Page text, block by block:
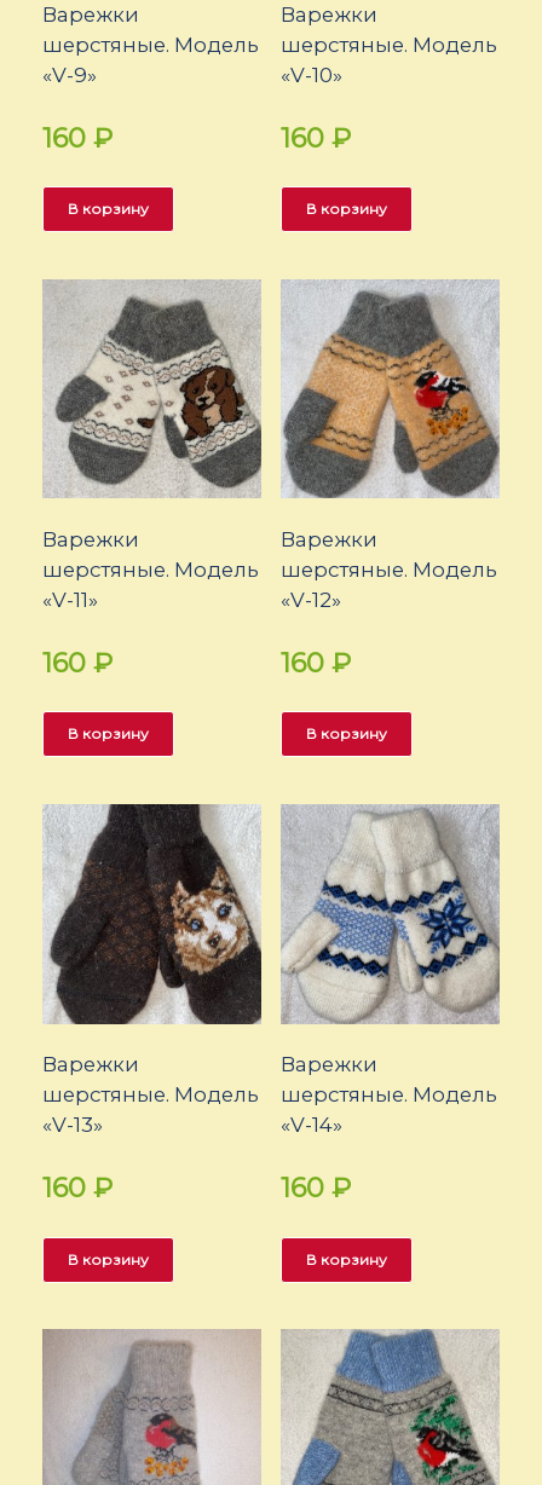
Варежки
шерстяные. Модель
«V-9»
160 ₽
В корзину
Варежки
шерстяные. Модель
«V-10»
160 ₽
В корзину
Варежки
шерстяные. Модель
«V-11»
160 ₽
В корзину
Варежки
шерстяные. Модель
«V-12»
160 ₽
В корзину
Варежки
шерстяные. Модель
«V-13»
160 ₽
В корзину
Варежки
шерстяные. Модель
«V-14»
160 ₽
В корзину